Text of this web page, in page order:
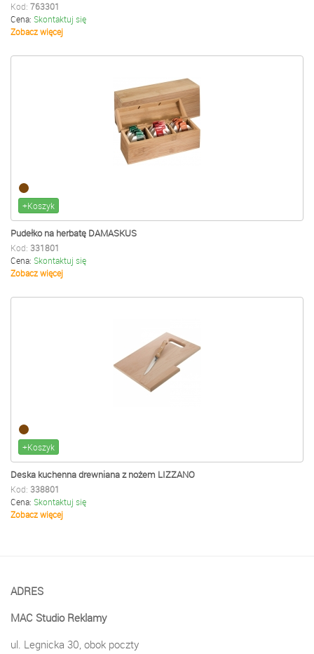
Kod: 763301
Cena: Skontaktuj się
Zobacz więcej
+Koszyk
Pudełko na herbatę DAMASKUS
Kod: 331801
Cena: Skontaktuj się
Zobacz więcej
+Koszyk
Deska kuchenna drewniana z nożem LIZZANO
Kod: 338801
Cena: Skontaktuj się
Zobacz więcej
ADRES
MAC Studio Reklamy
ul. Legnicka 30, obok poczty